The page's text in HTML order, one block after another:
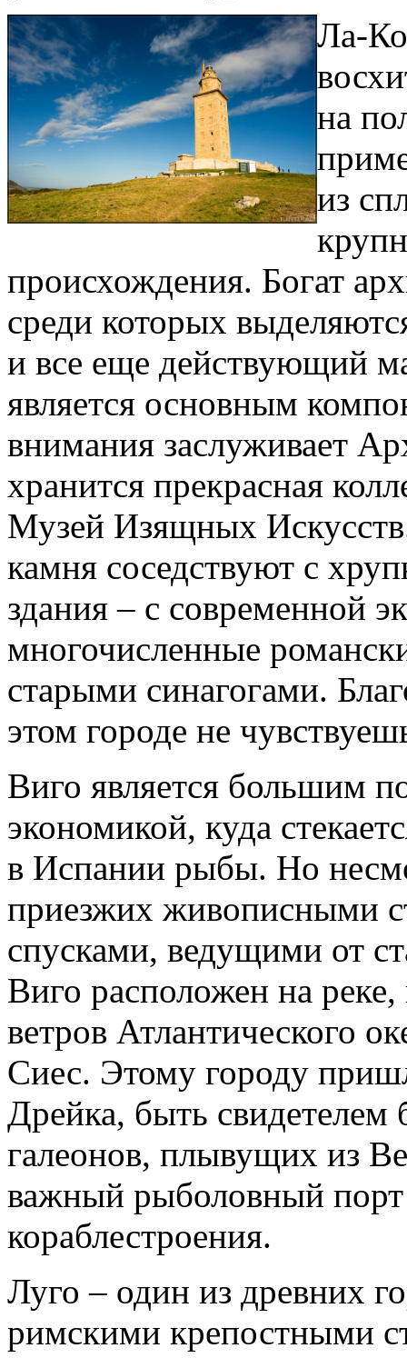
Ла-
на
из
происхождения. Богат
среди которых
и все еще действующий
является основным
внимания заслуживает
хранится прекрасная
Музей Изящных
камня соседствуют с
здания – с современной
многочисленные
старыми синагогами.
этом городе не
Виго является большим
экономикой, куда
в Испании рыбы. Но
приезжих живописными
спусками, ведущими от
Виго расположен на
ветров Атлантического
Сиес. Этому городу
Дрейка, быть
галеонов, плывущих из
важный рыболовный
кораблестроения.
Луго – один из древних
римскими крепостными